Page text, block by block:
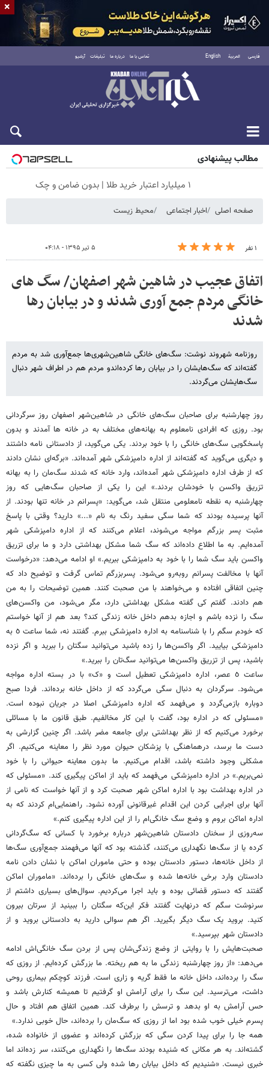
فارسی العربية English تماس با ما درباره ما تبلیغات آرشیو
جمعه ۱۶ مرداد ۱۴۰۵
مطالب پیشنهادی
۱ میلیارد اعتبار خرید طلا | بدون ضامن و چک
صفحه اصلی اخبار اجتماعی محیط زیست
۱ نفر ۵ تیر ۱۳۹۵ - ۰۴:۱۸
اتفاق عجیب در شاهین شهر اصفهان/ سگ های
خانگی مردم جمع آوری شدند و در بیابان رها
شدند
روزنامه شهروند نوشت: سگ‌های خانگی شاهین‌شهری‌ها جمع‌آوری شد به مردم
گفته‌اند که سگ‌هایشان را در بیابان رها کرده‌اندو مردم هم در اطراف شهر دنبال
سگ‌هایشان می‌گردند.
روز چهارشنبه برای صاحبان سگ‌های خانگی در شاهین‌شهر اصفهان روز سرگردانی
بود. روزی که افرادی نامعلوم به بهانه‌های مختلف به در خانه ها آمدند و بدون
پاسخگویی سگ‌های خانگی را با خود بردند. یکی می‌گوید، از دادستانی نامه داشتند
و دیگری می‌گوید که گفته‌اند از اداره دامپزشکی شهر آمده‌اند. «برگه‌ای نشان دادند
که از طرف اداره دامپزشکی شهر آمده‌اند، وارد خانه که شدند سگ‌مان را به بهانه
تزریق واکسن با خودشان بردند.» این را یکی از صاحبان سگ‌هایی که روز
چهارشنبه به نقطه نامعلومی منتقل شد، می‌گوید: «پسرانم در خانه تنها بودند. از
آنها پرسیده بودند که شما سگی سفید رنگ به نام «...» دارید؟ وقتی با پاسخ
مثبت پسر بزرگم مواجه می‌شوند، اعلام می‌کنند که از اداره دامپزشکی شهر
آمده‌ایم. به ما اطلاع داده‌اند که سگ شما مشکل بهداشتی دارد و ما برای تزریق
واکسن باید سگ شما را با خود به دامپزشکی ببریم.» او ادامه می‌دهد: «درخواست
آنها با مخالفت پسرانم روبه‌رو می‌شود. پسربزرگم تماس گرفت و توضیح داد که
چنین اتفاقی افتاده و می‌خواهند با من صحبت کنند. همین توضیحات را به من
هم دادند. گفتم کی گفته مشکل بهداشتی دارد، مگر می‌شود، من واکسن‌های
سگ را نزده باشم و اجازه بدهم داخل خانه زندگی کند؟ بعد هم از آنها خواستم
که خودم سگم را با شناسنامه به اداره دامپزشکی ببرم. گفتند نه، شما ساعت ٥ به
دامپزشکی بیایید. اگر واکسن‌ها را زده باشید می‌توانید سگتان را ببرید و اگر نزده
باشید، پس از تزریق واکسن‌ها می‌توانید سگ‌تان را ببرید.»
ساعت ٥ عصر، اداره دامپزشکی تعطیل است و «ک» با در بسته اداره مواجه
می‌شود. سرگردان به دنبال سگی می‌گردد که از داخل خانه برده‌اند. فردا صبح
دوباره بازمی‌گردد و می‌فهمد که اداره دامپزشکی اصلا در جریان نبوده است.
«مسئولی که در اداره بود، گفت با این کار مخالفیم. طبق قانون ما با مسائلی
برخورد می‌کنیم که از نظر بهداشتی برای جامعه مضر باشد. اگر چنین گزارشی به
دست ما برسد، درهماهنگی با پزشکان حیوان مورد نظر را معاینه می‌کنیم. اگر
مشکلی وجود داشته باشد، اقدام می‌کنیم. ما بدون معاینه حیوانی را با خود
نمی‌بریم.» در اداره دامپزشکی می‌فهمد که باید از اماکن پیگیری کند. «مسئولی که
در اداره بهداشت بود با اداره اماکن شهر صحبت ‌کرد و از آنها خواست که نامی از
آنها برای اجرایی کردن این اقدام غیرقانونی آورده نشود. راهنمایی‌ام کردند که به
اداره اماکن بروم و وضع سگ خانگی‌ام را از این اداره پیگیری کنم.»
سه‌روزی از سخنان دادستان شاهین‌شهر درباره برخورد با کسانی که سگ‌گردانی
کرده یا از سگ‌ها نگهداری می‌کنند، گذشته بود که آنها می‌فهمند جمع‌آوری سگ‌ها
از داخل خانه‌ها، دستور دادستان بوده و حتی ماموران اماکن با نشان دادن نامه
دادستان وارد برخی خانه‌ها شده و سگ‌های خانگی را برده‌اند. «ماموران اماکن
گفتند که دستور قضائی بوده و باید اجرا می‌کردیم. سوال‌های بسیاری داشتم از
سرنوشت سگم که درنهایت گفتند فکر این‌که سگتان را ببینید از سرتان بیرون
کنید. بروید یک سگ دیگر بگیرید. اگر هم سوالی دارید به دادستانی بروید و از
دادستان شهر بپرسید.»
صحبت‌هایش را با روایتی از وضع زندگی‌شان پس از بردن سگ خانگی‌اش ادامه
می‌دهد: «از روز چهارشنبه زندگی ما به هم ریخته. ما بزرگش کرده‌ایم. از روزی که
سگ را برده‌اند، داخل خانه ما فقط گریه و زاری است. فرزند کوچکم بیماری روحی
داشت، می‌ترسید. این سگ را برای آرامش او گرفتیم تا همیشه کنارش باشد و
حس آرامش به او بدهد و ترسش را برطرف کند. همین اتفاق هم افتاد و حال
پسرم خیلی خوب شده بود اما از روزی که سگ‌مان را برده‌اند، حال خوبی ندارد.»
همه جا را برای پیدا کردن سگی که بزرگش کرده‌اند و عضوی از خانواده شده،
گشته‌اند. به هر مکانی که شنیده بودند سگ‌ها را نگهداری می‌کنند، سر زده‌اند اما
خبری نیست. «شنیدیم که داخل بیابان رها شده ولی کسی به ما چیزی نگفته که
×